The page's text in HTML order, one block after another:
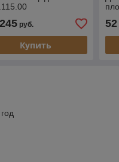
руб.
Купить